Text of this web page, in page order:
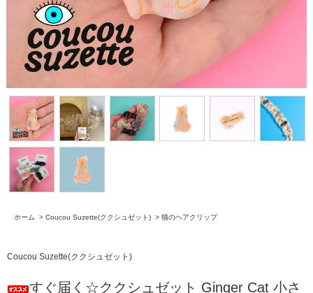
ホーム > Coucou Suzette(ククシュゼット) > 猫のヘアクリップ
Coucou Suzette(ククシュゼット)
すぐ届く☆ククシュゼット Ginger Cat 小さ